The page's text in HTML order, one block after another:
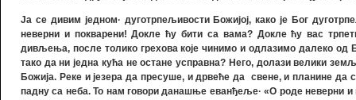
Ја се дивим једном· дуготрпељивости Божијој, како је Бог
неверни и покварени! Докле ћу бити са вама? Докле ћу вас
дивљења, после толико грехова које чинимо и одлазимо далеко од
тако да ни једна кућа не остане усправна? Него, долази велики
Божија. Реке и језера да пресуше, и дрвеће да свене, и планине да
падну са неба. То нам говори данашње еванђеље· «О роде неверни